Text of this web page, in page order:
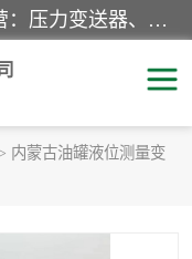
河南新瑞普测控技术有限公司主营：压力变送器、液位变送器、差压变送器、雷达料位计、电容物位计、温度显示控制仪表、电量变送器、流量计、工业自动化系统成套设备。
> 内蒙古油罐液位测量变
列变送器